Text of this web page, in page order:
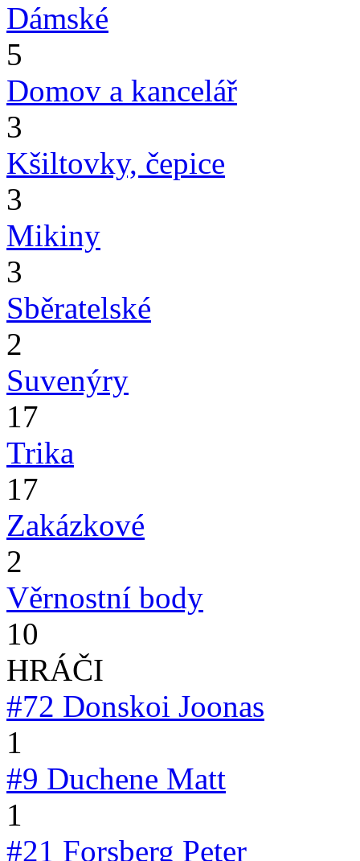
Dámské
5
Domov a kancelář
3
Kšiltovky, čepice
3
Mikiny
3
Sběratelské
2
Suvenýry
17
Trika
17
Zakázkové
2
Věrnostní body
10
HRÁČI
#72 Donskoi Joonas
1
#9 Duchene Matt
1
#21 Forsberg Peter